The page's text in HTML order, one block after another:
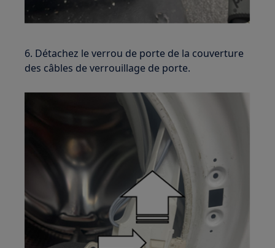
6. Détachez le verrou de porte de la couverture
des câbles de verrouillage de porte.